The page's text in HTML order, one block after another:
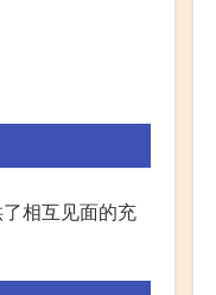
相互见面的充